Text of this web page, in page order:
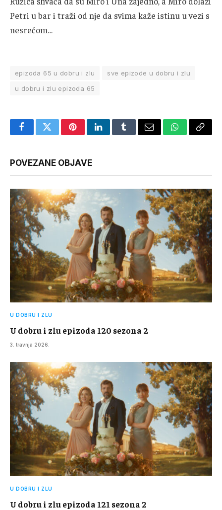
Petri u bar i traži od nje da svima kaže istinu u vezi s
nesrećom…
epizoda 65 u dobru i zlu
sve epizode u dobru i zlu
u dobru i zlu epizoda 65
FacebookTwitterPinterestLinkedInTumblrEmail WhatsApp
Copy
POVEZANE OBJAVE
U DOBRU I ZLU
U dobru i zlu epizoda 120 sezona 2
3. travnja 2026.
U DOBRU I ZLU
U dobru i zlu epizoda 121 sezona 2